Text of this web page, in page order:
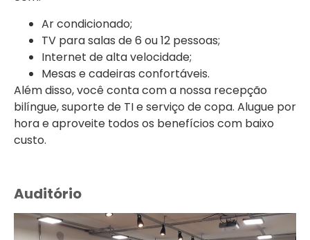
Ar condicionado;
TV para salas de 6 ou 12 pessoas;
Internet de alta velocidade;
Mesas e cadeiras confortáveis.
Além disso, você conta com a nossa recepção
bilíngue, suporte de TI e serviço de copa. Alugue por
hora e aproveite todos os benefícios com baixo
custo.
Auditório